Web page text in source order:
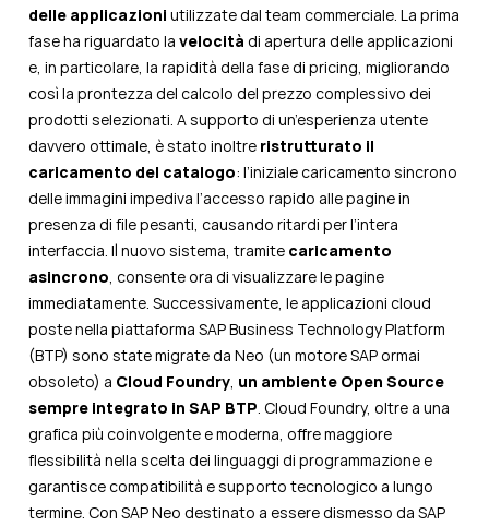
delle applicazioni utilizzate dal team commerciale. La prima
fase ha riguardato la velocità di apertura delle applicazioni
e, in particolare, la rapidità della fase di pricing, migliorando
così la prontezza del calcolo del prezzo complessivo dei
prodotti selezionati. A supporto di un’esperienza utente
davvero ottimale, è stato inoltre ristrutturato il
caricamento del catalogo: l’iniziale caricamento sincrono
delle immagini impediva l’accesso rapido alle pagine in
presenza di file pesanti, causando ritardi per l’intera
interfaccia. Il nuovo sistema, tramite caricamento
asincrono , consente ora di visualizzare le pagine
immediatamente. Successivamente, le applicazioni cloud
poste nella piattaforma SAP Business Technology Platform
(BTP) sono state migrate da Neo (un motore SAP ormai
obsoleto) a Cloud Foundry un ambiente Open Source
sempre integrato in SAP BTP . Cloud Foundry, oltre a una
grafica più coinvolgente e moderna, offre maggiore
flessibilità nella scelta dei linguaggi di programmazione e
garantisce compatibilità e supporto tecnologico a lungo
termine. Con SAP Neo destinato a essere dismesso da SAP